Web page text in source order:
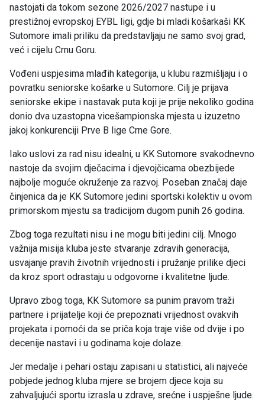
nastojati da tokom sezone 2026/2027 nastupe i u
prestižnoj evropskoj EYBL ligi, gdje bi mladi košarkaši KK
Sutomore imali priliku da predstavljaju ne samo svoj grad,
već i cijelu Crnu Goru.
Vođeni uspjesima mlađih kategorija, u klubu razmišljaju i o
povratku seniorske košarke u Sutomore. Cilj je prijava
seniorske ekipe i nastavak puta koji je prije nekoliko godina
donio dva uzastopna vicešampionska mjesta u izuzetno
jakoj konkurenciji Prve B lige Crne Gore.
Iako uslovi za rad nisu idealni, u KK Sutomore svakodnevno
nastoje da svojim dječacima i djevojčicama obezbijede
najbolje moguće okruženje za razvoj. Poseban značaj daje
činjenica da je KK Sutomore jedini sportski kolektiv u ovom
primorskom mjestu sa tradicijom dugom punih 26 godina.
Zbog toga rezultati nisu i ne mogu biti jedini cilj. Mnogo
važnija misija kluba jeste stvaranje zdravih generacija,
usvajanje pravih životnih vrijednosti i pružanje prilike djeci
da kroz sport odrastaju u odgovorne i kvalitetne ljude.
Upravo zbog toga, KK Sutomore sa punim pravom traži
partnere i prijatelje koji će prepoznati vrijednost ovakvih
projekata i pomoći da se priča koja traje više od dvije i po
decenije nastavi i u godinama koje dolaze.
Jer medalje i pehari ostaju zapisani u statistici, ali najveće
pobjede jednog kluba mjere se brojem djece koja su
zahvaljujući sportu izrasla u zdrave, srećne i uspješne ljude.